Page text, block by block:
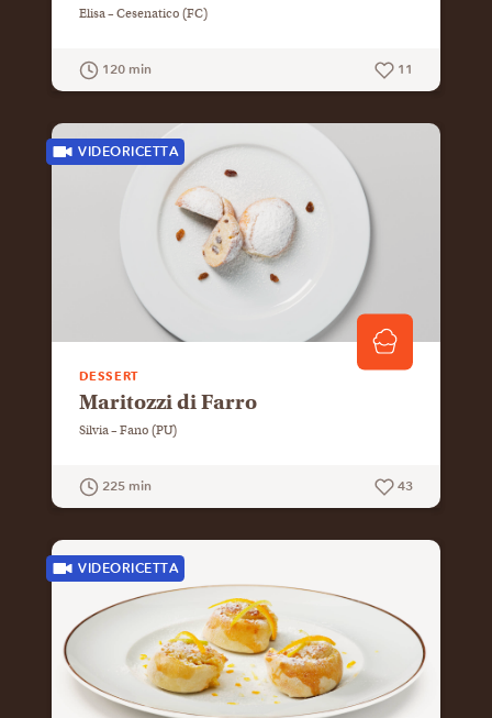
Elisa – Cesenatico (FC)
120 min 11
VIDEORICETTA
DESSERT
Maritozzi di Farro
Silvia – Fano (PU)
225 min 43
VIDEORICETTA